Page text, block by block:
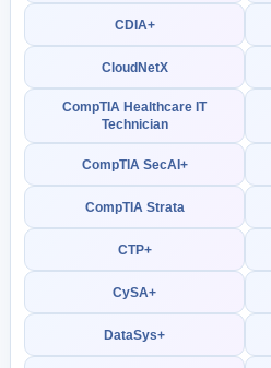
CDIA+
CloudNetX
CompTIA Healthcare IT
Technician
CompTIA SecAI+
CompTIA Strata
CTP+
CySA+
DataSys+